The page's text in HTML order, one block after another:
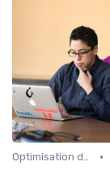
Optimisation des processus •